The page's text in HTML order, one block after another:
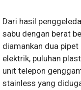
Dari hasil
sabu dengan berat
diamankan dua
elektrik, puluhan
unit telepon
stainless yang